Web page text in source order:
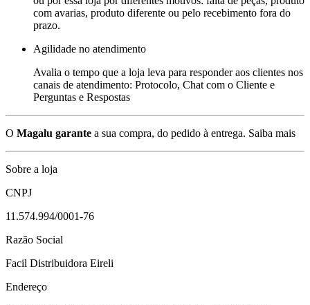
com avarias, produto diferente ou pelo recebimento fora do
prazo.
Agilidade no atendimento
Avalia o tempo que a loja leva para responder aos clientes nos
canais de atendimento: Protocolo, Chat com o Cliente e
Perguntas e Respostas
O Magalu garante a sua compra, do pedido à entrega. Saiba mais
Sobre a loja
CNPJ
11.574.994/0001-76
Razão Social
Facil Distribuidora Eireli
Endereço